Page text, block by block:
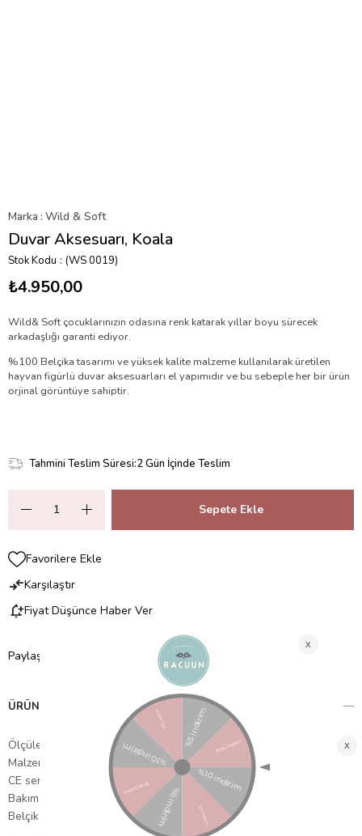
Marka : Wild & Soft
Duvar Aksesuarı, Koala
Stok Kodu (WS 0019)
₺4.950,00
Wild& Soft çocuklarınızın odasına renk katarak yıllar boyu sürecek
arkadaşlığı garanti ediyor.
%100 Belçika tasarımı ve yüksek kalite malzeme kullanılarak üretilen
hayvan figürlü duvar aksesuarları el yapımıdır ve bu sebeple her bir ürün
orjinal görüntüye sahiptir.
Tahmini Teslim Süresi:2 Gün İçinde Teslim
Favorilere Ekle
Karşılaştır
Fiyat Düşünce Haber Ver
Paylaş
ÜRÜN ÖZELLIKLERI
Ölçüler: 22 x 35 x 32 cm.
Malzeme: Peluş
CE sertifikalı
Bakım: Nemli bir bezle tozunu alabilirsiniz.
Belçika'dan ithal edilmiştir.